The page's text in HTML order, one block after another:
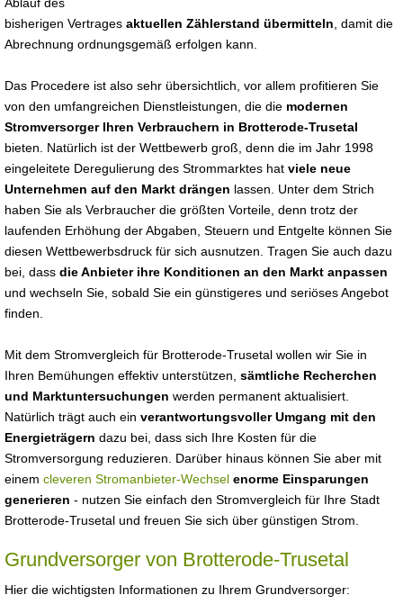
bisherigen Vertrages aktuellen Zählerstand übermitteln , damit die
Abrechnung ordnungsgemäß erfolgen kann.
Das Procedere ist also sehr übersichtlich, vor allem profitieren Sie
von den umfangreichen Dienstleistungen, die die modernen
Stromversorger Ihren Verbrauchern in Brotterode-Trusetal
bieten. Natürlich ist der Wettbewerb groß, denn die im Jahr 1998
eingeleitete Deregulierung des Strommarktes hat viele neue
Unternehmen auf den Markt drängen lassen. Unter dem Strich
haben Sie als Verbraucher die größten Vorteile, denn trotz der
laufenden Erhöhung der Abgaben, Steuern und Entgelte können Sie
diesen Wettbewerbsdruck für sich ausnutzen. Tragen Sie auch dazu
bei, dass die Anbieter ihre Konditionen an den Markt anpassen
und wechseln Sie, sobald Sie ein günstigeres und seriöses Angebot
finden.
Mit dem Stromvergleich für Brotterode-Trusetal wollen wir Sie in
Ihren Bemühungen effektiv unterstützen, sämtliche Recherchen
und Marktuntersuchungen werden permanent aktualisiert.
Natürlich trägt auch ein verantwortungsvoller Umgang mit den
Energieträgern dazu bei, dass sich Ihre Kosten für die
Stromversorgung reduzieren. Darüber hinaus können Sie aber mit
einem cleveren Stromanbieter-Wechsel enorme Einsparungen
generieren - nutzen Sie einfach den Stromvergleich für Ihre Stadt
Brotterode-Trusetal und freuen Sie sich über günstigen Strom.
Grundversorger von Brotterode-Trusetal
Hier die wichtigsten Informationen zu Ihrem Grundversorger: